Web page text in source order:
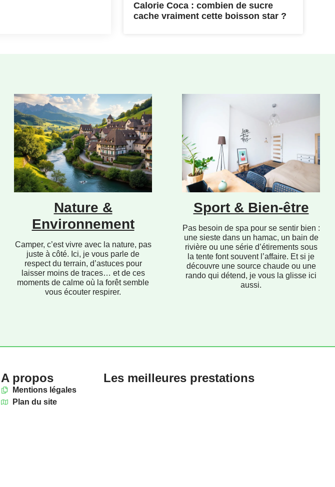
Calorie Coca : combien de sucre
cache vraiment cette boisson star ?
Nature &
Environnement
Camper, c’est vivre avec la nature, pas
juste à côté. Ici, je vous parle de
respect du terrain, d’astuces pour
laisser moins de traces… et de ces
moments de calme où la forêt semble
vous écouter respirer.
Sport & Bien-être
Pas besoin de spa pour se sentir bien :
une sieste dans un hamac, un bain de
rivière ou une série d’étirements sous
la tente font souvent l’affaire. Et si je
découvre une source chaude ou une
rando qui détend, je vous la glisse ici
aussi.
A propos
Mentions légales
Plan du site
Les meilleures prestations